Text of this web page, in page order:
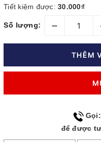
Tiết kiệm được: 30.000₫
Số lượng: –
THÊM
Gọi:
để được